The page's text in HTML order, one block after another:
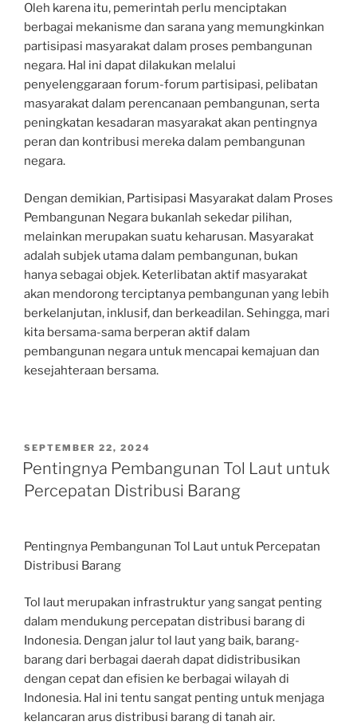
Oleh karena itu, pemerintah perlu menciptakan
berbagai mekanisme dan sarana yang memungkinkan
partisipasi masyarakat dalam proses pembangunan
negara. Hal ini dapat dilakukan melalui
penyelenggaraan forum-forum partisipasi, pelibatan
masyarakat dalam perencanaan pembangunan, serta
peningkatan kesadaran masyarakat akan pentingnya
peran dan kontribusi mereka dalam pembangunan
negara.
Dengan demikian, Partisipasi Masyarakat dalam Proses
Pembangunan Negara bukanlah sekedar pilihan,
melainkan merupakan suatu keharusan. Masyarakat
adalah subjek utama dalam pembangunan, bukan
hanya sebagai objek. Keterlibatan aktif masyarakat
akan mendorong terciptanya pembangunan yang lebih
berkelanjutan, inklusif, dan berkeadilan. Sehingga, mari
kita bersama-sama berperan aktif dalam
pembangunan negara untuk mencapai kemajuan dan
kesejahteraan bersama.
POSTED
ON
SEPTEMBER 22, 2024
Pentingnya Pembangunan Tol Laut untuk
Percepatan Distribusi Barang
Pentingnya Pembangunan Tol Laut untuk Percepatan
Distribusi Barang
Tol laut merupakan infrastruktur yang sangat penting
dalam mendukung percepatan distribusi barang di
Indonesia. Dengan jalur tol laut yang baik, barang-
barang dari berbagai daerah dapat didistribusikan
dengan cepat dan efisien ke berbagai wilayah di
Indonesia. Hal ini tentu sangat penting untuk menjaga
kelancaran arus distribusi barang di tanah air.